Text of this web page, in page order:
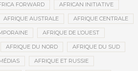
FORWARD AFRICAN INITIATIVE
AFRIQUE AUSTRALE AFRIQUE CENTRALE
AFRIQUE DE L’OUEST
AFRIQUE DU NORD AFRIQUE DU SUD
AFRIQUE ET RUSSIE